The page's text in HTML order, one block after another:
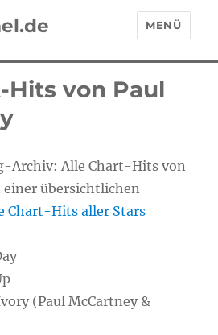
MENÜ
Hits von Paul
Archiv: Alle Chart-Hits von
einer übersichtlichen
Chart-Hits aller Stars
(Paul McCartney &